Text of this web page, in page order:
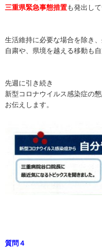
三重県緊急事態措置も発出して
生活維持に必要な場合を除き
自粛や、県境を越える移動も
先週に引き続き
新型コロナウイルス感染症の
お伝えします。
質問４